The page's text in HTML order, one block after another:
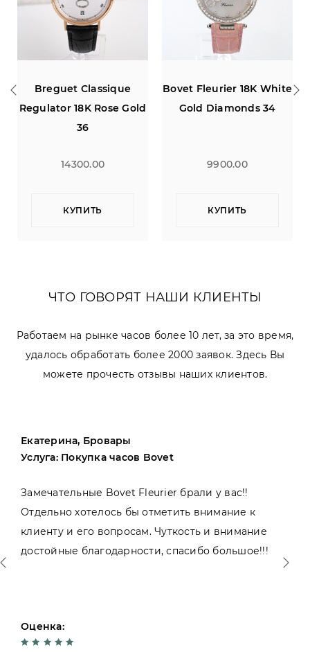
Breguet Classique
Regulator 18K Rose Gold
36
14300.00
КУПИТЬ
Bovet Fleurier 18K White
Gold Diamonds 34
9900.00
КУПИТЬ
ЧТО ГОВОРЯТ НАШИ КЛИЕНТЫ
Работаем на рынке часов более 10 лет, за это время,
удалось обработать более 2000 заявок. Здесь Вы
можете прочесть отзывы наших клиентов.
Екатерина, Бровары
Услуга: Покупка часов Bovet
Замечательные Bovet Fleurier брали у вас!!
Отдельно хотелось бы отметить внимание к
клиенту и его вопросам. Чуткость и внимание
достойные благодарности, спасибо большое!!!
Оценка: